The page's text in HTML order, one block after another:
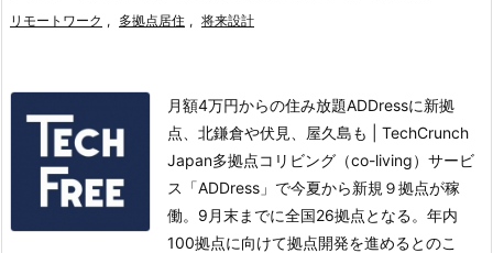
リモートワーク , 多拠点居住 , 将来設計
月額4万円からの住み放題ADDressに新拠
点、北鎌倉や伏見、屋久島も | TechCrunch
Japan多拠点コリビング（co-living）サービ
ス「ADDress」で今夏から新規９拠点が稼
働。 9月末までに全国26拠点となる。年内
100拠点に向けて拠点開発を進めるとのこ